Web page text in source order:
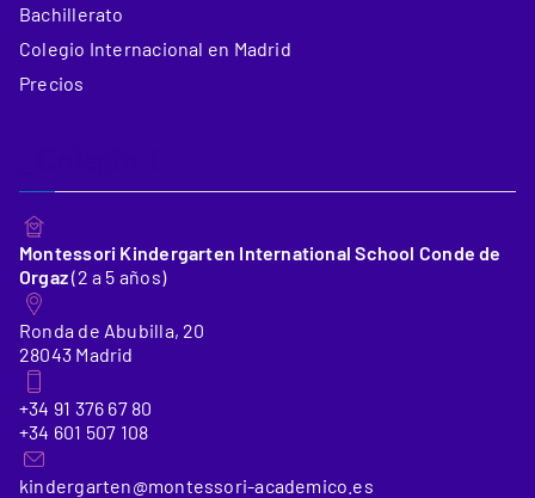
Bachillerato
Colegio Internacional en Madrid
Precios
Montessori Kindergarten International School Conde de
Orgaz(2 a 5 años)
Ronda de Abubilla, 20
28043 Madrid
+34 91 376 67 80
+34 601 507 108
kindergarten@montessori-academico.es